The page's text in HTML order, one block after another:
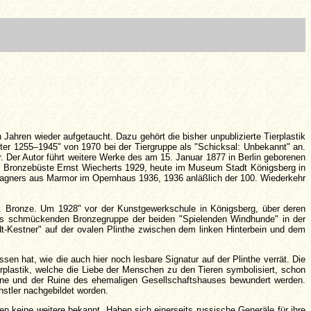
wieder aufgetaucht. Dazu gehört die bisher unpublizierte Tierplastik
1255–1945" von 1970 bei der Tiergruppe als "Schicksal: Unbekannt" an.
Autor führt weitere Werke des am 15. Januar 1877 in Berlin geborenen
Ernst Wiecherts 1929, heute im Museum Stadt Königsberg in
aus Marmor im Opernhaus 1936, 1936 anläßlich der 100. Wiederkehr
Um 1928" vor der Kunstgewerkschule in Königsberg, über deren
Bronzegruppe der beiden "Spielenden Windhunde" in der
auf der ovalen Plinthe zwischen dem linken Hinterbein und dem
hat, wie die auch hier noch lesbare Signatur auf der Plinthe verrät. Die
welche die Liebe der Menschen zu den Tieren symbolisiert, schon
der Ruine des ehemaligen Gesellschaftshauses bewundert werden.
nachgebildet worden.